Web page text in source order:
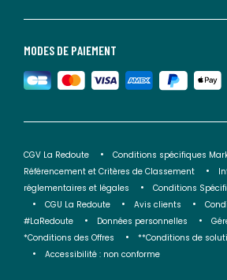
MODES DE PAIEMENT
CGV La Redoute
Conditions spécifiques
Référencement et Critères de Classement
réglementaires et légales
Conditions
CGU La Redoute
Avis clients
#LaRedoute
Données personnelles
*Conditions des Offres
**Conditions de
Accessibilité : non conforme